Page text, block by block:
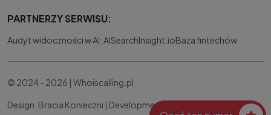
PARTNERZY SERWISU:
Audyt widoczności w AI: AISearchInsight.ioBaza fintechów
© 2024 - 2026 | Whoiscalling.pl
Design: Bracia Konieczni | Development: